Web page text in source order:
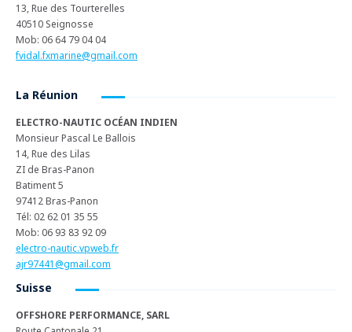
13, Rue des Tourterelles
40510 Seignosse
Mob: 06 64 79 04 04
fvidal.fxmarine@gmail.com
La Réunion
ELECTRO-NAUTIC OCÉAN INDIEN
Monsieur Pascal Le Ballois
14, Rue des Lilas
ZI de Bras-Panon
Batiment 5
97412 Bras-Panon
Tél: 02 62 01 35 55
Mob: 06 93 83 92 09
electro-nautic.vpweb.fr
ajr97441@gmail.com
Suisse
OFFSHORE PERFORMANCE, SARL